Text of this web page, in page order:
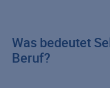
Was bedeutet
Beruf?